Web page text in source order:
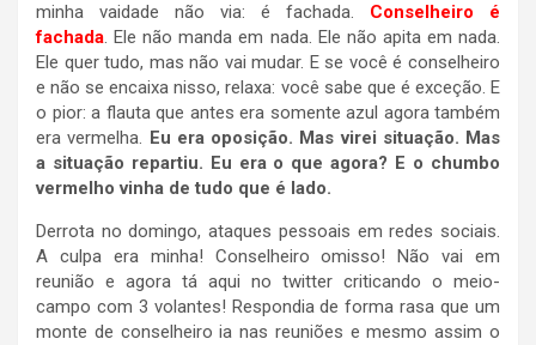
minha vaidade não via: é fachada. Conselheiro é
fachada. Ele não manda em nada. Ele não apita em nada.
Ele quer tudo, mas não vai mudar. E se você é conselheiro
e não se encaixa nisso, relaxa: você sabe que é exceção. E
o pior: a flauta que antes era somente azul agora também
era vermelha. Eu era oposição. Mas virei situação. Mas
a situação repartiu. Eu era o que agora? E o chumbo
vermelho vinha de tudo que é lado.
Derrota no domingo, ataques pessoais em redes sociais.
A culpa era minha! Conselheiro omisso! Não vai em
reunião e agora tá aqui no twitter criticando o meio-
campo com 3 volantes! Respondia de forma rasa que um
monte de conselheiro ia nas reuniões e mesmo assim o